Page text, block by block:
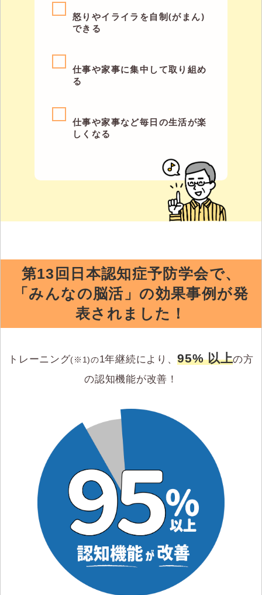
怒りやイライラを自制(がまん)
できる
仕事や家事に集中して取り組め
る
仕事や家事など毎日の生活が楽
しくなる
第13回日本認知症予防学会で、
「みんなの脳活」の効果事例が発
表されました！
トレーニング(※1)の1年継続により、95% 以上の方
の認知機能が改善！